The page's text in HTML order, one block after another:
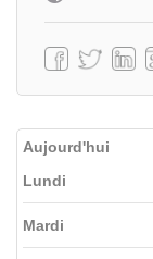
Aujourd'hui
Lundi
Mardi